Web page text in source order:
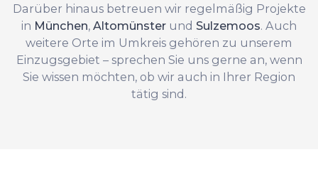
Darüber hinaus betreuen wir regelmäßig Projekte
in München, Altomünster und Sulzemoos. Auch
weitere Orte im Umkreis gehören zu unserem
Einzugsgebiet – sprechen Sie uns gerne an, wenn
Sie wissen möchten, ob wir auch in Ihrer Region
tätig sind.